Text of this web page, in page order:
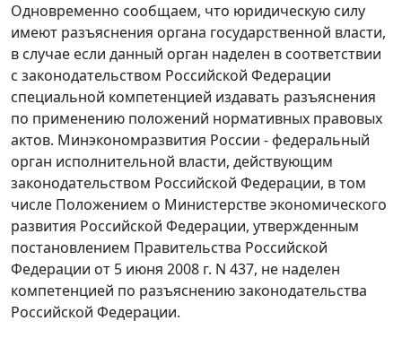
Одновременно сообщаем, что юридическую силу
имеют разъяснения органа государственной власти,
в случае если данный орган наделен в соответствии
с законодательством Российской Федерации
специальной компетенцией издавать разъяснения
по применению положений нормативных правовых
актов. Минэкономразвития России - федеральный
орган исполнительной власти, действующим
законодательством Российской Федерации, в том
числе Положением о Министерстве экономического
развития Российской Федерации, утвержденным
постановлением Правительства Российской
Федерации от 5 июня 2008 г. N 437, не наделен
компетенцией по разъяснению законодательства
Российской Федерации.